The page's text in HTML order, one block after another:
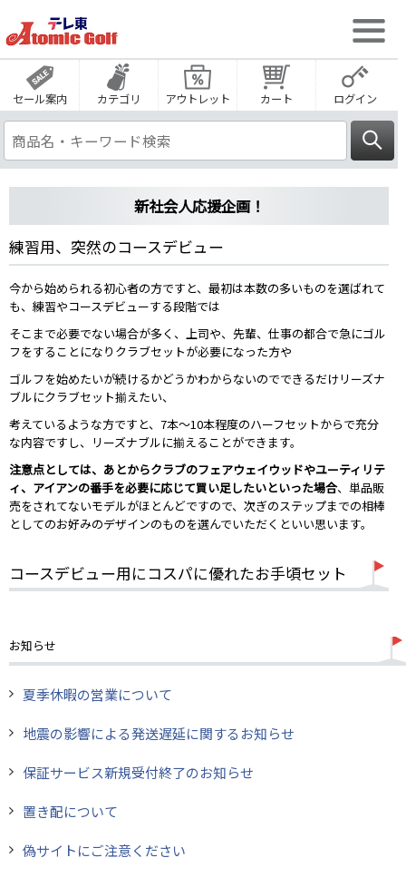
セール案内 カテゴリ アウトレット カート ログイン
新社会人応援企画！
練習用、突然のコースデビュー
今から始められる初心者の方ですと、最初は本数の多いものを選ばれて
も、練習やコースデビューする段階では
そこまで必要でない場合が多く、上司や、先輩、仕事の都合で急にゴル
フをすることになりクラブセットが必要になった方や
ゴルフを始めたいが続けるかどうかわからないのでできるだけリーズナ
ブルにクラブセット揃えたい、
考えているような方ですと、7本～10本程度のハーフセットからで充分
な内容ですし、リーズナブルに揃えることができます。
注意点としては、あとからクラブのフェアウェイウッドやユーティリテ
ィ、アイアンの番手を必要に応じて買い足したいといった場合、単品販
売をされてないモデルがほとんどですので、次ぎのステップまでの相棒
としてのお好みのデザインのものを選んでいただくといい思います。
コースデビュー用にコスパに優れたお手頃セット
お知らせ
夏季休暇の営業について
地震の影響による発送遅延に関するお知らせ
保証サービス新規受付終了のお知らせ
置き配について
偽サイトにご注意ください